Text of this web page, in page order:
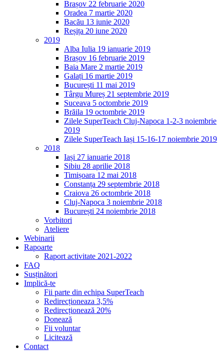
Brașov 22 februarie 2020
Oradea 7 martie 2020
Bacău 13 iunie 2020
Reșița 20 iune 2020
2019
Alba Iulia 19 ianuarie 2019
Brașov 16 februarie 2019
Baia Mare 2 martie 2019
Galați 16 martie 2019
București 11 mai 2019
Târgu Mureș 21 septembrie 2019
Suceava 5 octombrie 2019
Brăila 19 octombrie 2019
Zilele SuperTeach Cluj-Napoca 1-2-3 noiembrie
2019
Zilele SuperTeach Iași 15-16-17 noiembrie 2019
2018
Iași 27 ianuarie 2018
Sibiu 28 aprilie 2018
Timișoara 12 mai 2018
Constanța 29 septembrie 2018
Craiova 26 octombrie 2018
Cluj-Napoca 3 noiembrie 2018
București 24 noiembrie 2018
Vorbitori
Ateliere
Webinarii
Rapoarte
Raport activitate 2021-2022
FAQ
Susținători
Implică-te
Fii parte din echipa SuperTeach
Redirecționeaza 3,5%
Redirecționează 20%
Donează
Fii voluntar
Licitează
Contact